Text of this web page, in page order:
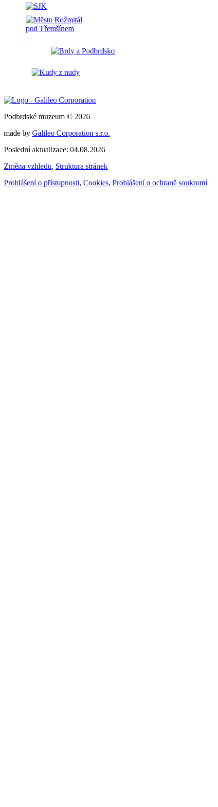
Podbrdské muzeum © 2026
made by Galileo Corporation s.r.o.
Poslední aktualizace: 04.08.2026
Změna vzhledu, Struktura stránek
Prohlášení o přístupnosti, Cookies, Prohlášení o ochraně soukromí